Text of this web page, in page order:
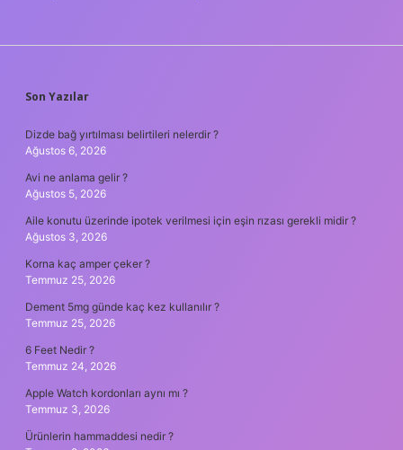
SIDEBAR
Son Yazılar
Dizde bağ yırtılması belirtileri nelerdir ?
Ağustos 6, 2026
Avi ne anlama gelir ?
Ağustos 5, 2026
Aile konutu üzerinde ipotek verilmesi için eşin rızası gerekli midir ?
Ağustos 3, 2026
Korna kaç amper çeker ?
Temmuz 25, 2026
Dement 5mg günde kaç kez kullanılır ?
Temmuz 25, 2026
6 Feet Nedir ?
Temmuz 24, 2026
Apple Watch kordonları aynı mı ?
Temmuz 3, 2026
Ürünlerin hammaddesi nedir ?